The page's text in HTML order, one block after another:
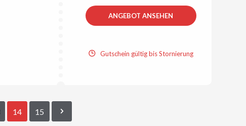
ANGEBOT ANSEHEN
Gutschein gültig bis Stornierung
14 15